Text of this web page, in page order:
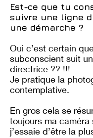
Est-ce que tu
suivre une ligne
une démarche ?
Oui c’est certain
subconscient suit
directrice ?? !!!
Je pratique la
contemplative.
En gros cela se
toujours ma caméra
j’essaie d’être la